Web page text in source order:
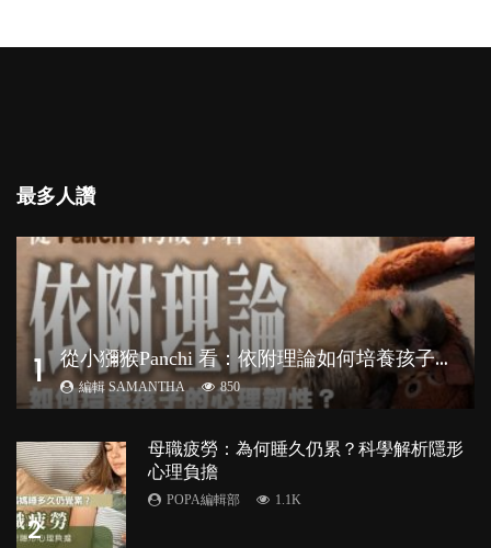
最多人讚
1 從
小獼猴Panchi 看：依附理論如何培養孩子心理韌性？
編輯 SAMANTHA 850
2
母職疲勞：為何睡久仍累？科學解析隱形
心理負擔
POPA編輯部 1.1K